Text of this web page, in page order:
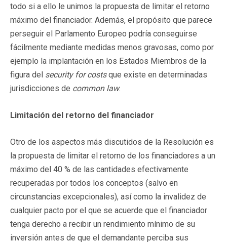
todo si a ello le unimos la propuesta de limitar el retorno
máximo del financiador. Además, el propósito que parece
perseguir el Parlamento Europeo podría conseguirse
fácilmente mediante medidas menos gravosas, como por
ejemplo la implantación en los Estados Miembros de la
figura del security for costsque existe en determinadas
jurisdicciones de common law.
Limitación del retorno del financiador
Otro de los aspectos más discutidos de la Resolución es
la propuesta de limitar el retorno de los financiadores a un
máximo del 40 % de las cantidades efectivamente
recuperadas por todos los conceptos (salvo en
circunstancias excepcionales), así como la invalidez de
cualquier pacto por el que se acuerde que el financiador
tenga derecho a recibir un rendimiento mínimo de su
inversión antes de que el demandante perciba sus